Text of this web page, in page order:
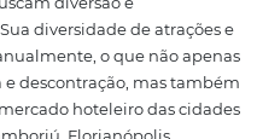
em Penha,
um dos maiores parques
se tornou uma atração